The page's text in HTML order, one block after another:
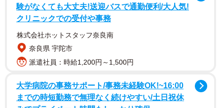
験がなくても大丈夫!送迎バスで通勤便利/大人気!
クリニックでの受付や事務
株式会社ホットスタッフ奈良南
奈良県 宇陀市
派遣社員：時給1,200円～1,500円
大学病院の事務サポート/事務未経験OK!~16:00
までの時短勤務で無理なく続けやすい/土日祝休